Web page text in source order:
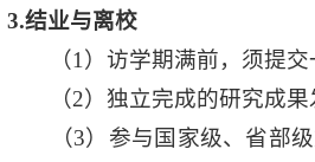
3.结业与离校
（1）访学期满前，须提交
（2）独立完成的研究成
（3）参与国家级、省部